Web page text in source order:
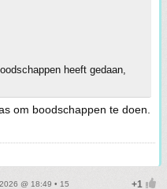
heeft gedaan,
om boodschappen te doen.
@ 18:49 • 15